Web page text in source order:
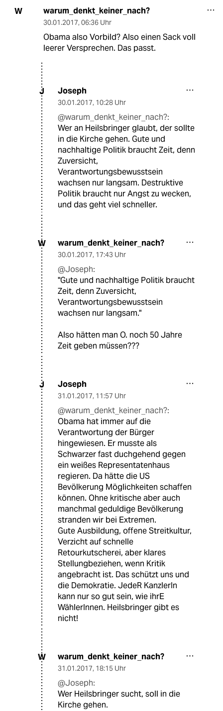
W warum_denkt_keiner_nach?
30.01.2017, 06:36 Uhr
Obama also Vorbild? Also einen Sack voll
leerer Versprechen. Das passt.
J Joseph
30.01.2017, 10:28 Uhr
@warum_denkt_keiner_nach?:
Wer an Heilsbringer glaubt, der sollte
in die Kirche gehen. Gute und
nachhaltige Politik braucht Zeit, denn
Zuversicht,
Verantwortungsbewusstsein
wachsen nur langsam. Destruktive
Politik braucht nur Angst zu wecken,
und das geht viel schneller.
W warum_denkt_keiner_nach?
30.01.2017, 17:43 Uhr
@Joseph:
"Gute und nachhaltige Politik braucht
Zeit, denn Zuversicht,
Verantwortungsbewusstsein
wachsen nur langsam."
Also hätten man O. noch 50 Jahre
Zeit geben müssen???
J Joseph
31.01.2017, 11:57 Uhr
@warum_denkt_keiner_nach?:
Obama hat immer auf die
Verantwortung der Bürger
hingewiesen. Er musste als
Schwarzer fast duchgehend gegen
ein weißes Representatenhaus
regieren. Da hätte die US
Bevölkerung Möglichkeiten schaffen
können. Ohne kritische aber auch
manchmal geduldige Bevölkerung
stranden wir bei Extremen.
Gute Ausbildung, offene Streitkultur,
Verzicht auf schnelle
Retourkutscherei, aber klares
Stellungbeziehen, wenn Kritik
angebracht ist. Das schützt uns und
die Demokratie. JedeR KanzlerIn
kann nur so gut sein, wie ihrE
WählerInnen. Heilsbringer gibt es
nicht!
W warum_denkt_keiner_nach?
31.01.2017, 18:15 Uhr
@Joseph:
Wer Heilsbringer sucht, soll in die
Kirche gehen.